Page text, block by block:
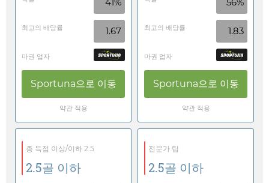
41%
최고의 배당률 1.67
마권 업자
Sportuna으로 이동
약관 적용
56%
최고의 배당률 1.83
마권 업자
Sportuna으로 이동
약관 적용
총 득점 이상/이하 2.5
2.5골 이하
전문가 팁
2.5골 이하